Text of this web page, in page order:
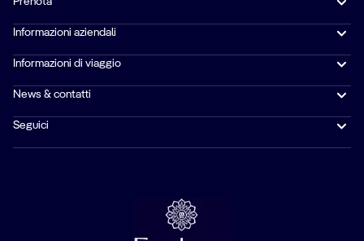
Informazioni aziendali
Informazioni di viaggio
News & contatti
Seguici